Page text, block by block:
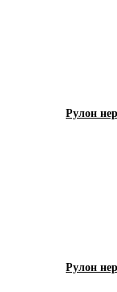
Рулон
Рулон